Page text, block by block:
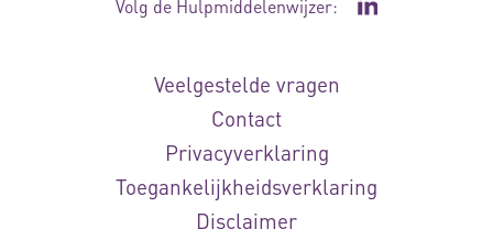
Volg de Hulpmiddelenwijzer: Ga naar de
Veelgestelde vragen
Contact
Privacyverklaring
Toegankelijkheidsverklaring
Disclaimer